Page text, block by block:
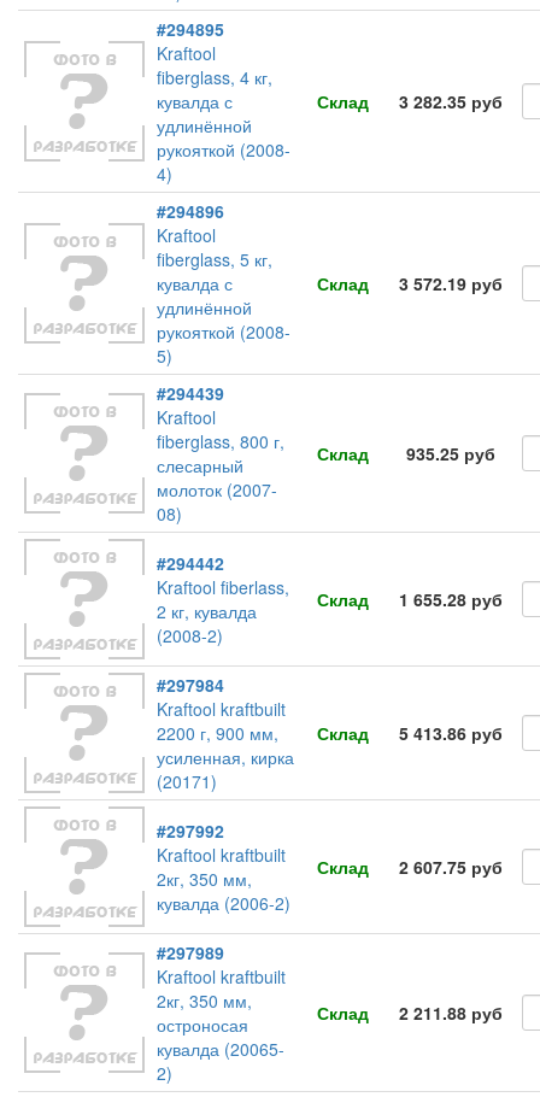
#294895
Kraftool
fiberglass, 4 кг,
кувалда с
удлинённой
рукояткой (2008-
4)
Склад 3 282.35 руб
#294896
Kraftool
fiberglass, 5 кг,
кувалда с
удлинённой
рукояткой (2008-
5)
Склад 3 572.19 руб
#294439
Kraftool
fiberglass, 800 г,
слесарный
молоток (2007-
08)
Склад 935.25 руб
#294442
Kraftool fiberlass,
2 кг, кувалда
(2008-2)
Склад 1 655.28 руб
#297984
Kraftool kraftbuilt
2200 г, 900 мм,
усиленная, кирка
(20171)
Склад 5 413.86 руб
#297992
Kraftool kraftbuilt
2кг, 350 мм,
кувалда (2006-2)
Склад 2 607.75 руб
#297989
Kraftool kraftbuilt
2кг, 350 мм,
остроносая
кувалда (20065-
2)
Склад 2 211.88 руб